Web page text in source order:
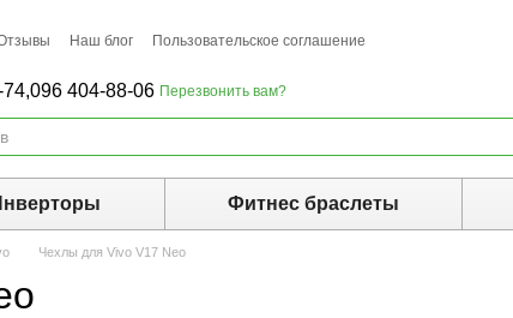
Наш блог Пользовательское соглашение
096 404-88-06 Перезвонить вам?
Фитнес браслеты
Чехлы для Vivo V17 Neo